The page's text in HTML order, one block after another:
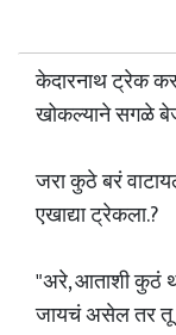
केदारनाथ ट्रेक
खोकल्याने सगळे
जरा कुठे बरं
एखाद्या ट्रेकला.?
"अरे, आताशी कुठं
जायचं असेल तर तू